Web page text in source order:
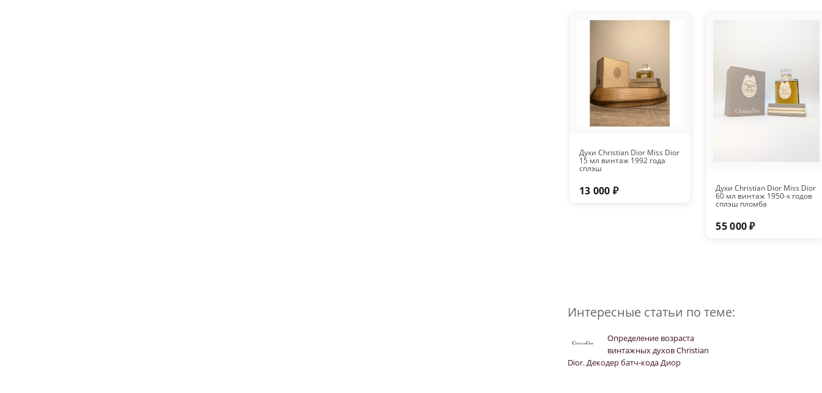
Духи Christian Dior Miss Dior
15 мл винтаж 1992 года
сплэш
13 000 ₽ Духи Christian Dior Miss Dior
60 мл винтаж 1950-х годов
сплэш пломба
55 000 ₽
Интересные статьи по теме:
Определение возраста
винтажных духов Christian
Dior. Декодер батч-кода Диор